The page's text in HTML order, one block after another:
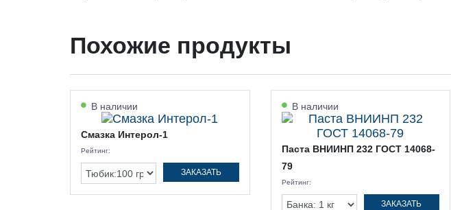
Похожие продукты
В наличии
Смазка Интерол-1
Рейтинг:
ЗАКАЗАТЬ
В наличии
Паста ВНИИНП 232 ГОСТ 14068-
79
Рейтинг:
ЗАКАЗАТЬ